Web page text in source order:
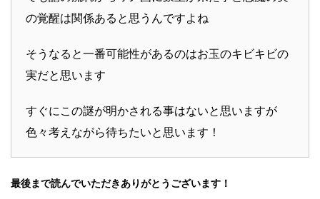
の覚醒は関係あると思うんですよね
そうなると一番可能性があるのはお玉のキビキビの
実だと思います
すぐにこの謎が明かされる事はないと思いますが
色々考えながら待ちたいと思います！
最後まで読んでいただきありがとうございます！